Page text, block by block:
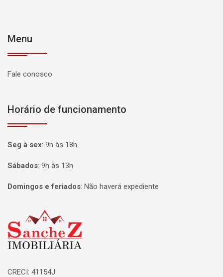
Menu
Fale conosco
Horário de funcionamento
Seg à sex: 9h às 18h
Sábados: 9h às 13h
Domingos e feriados: Não haverá expediente
Página inicial
CRECI: 41154J